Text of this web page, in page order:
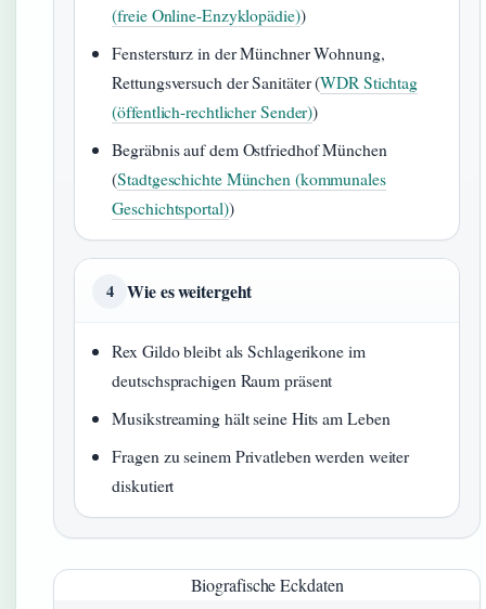
(freie Online-Enzyklopädie))
Fenstersturz in der Münchner Wohnung,
Rettungsversuch der Sanitäter (WDR Stichtag
(öffentlich-rechtlicher Sender))
Begräbnis auf dem Ostfriedhof München
(Stadtgeschichte München (kommunales
Geschichtsportal))
4 Wie es weitergeht
Rex Gildo bleibt als Schlagerikone im
deutschsprachigen Raum präsent
Musikstreaming hält seine Hits am Leben
Fragen zu seinem Privatleben werden weiter
diskutiert
Biografische Eckdaten